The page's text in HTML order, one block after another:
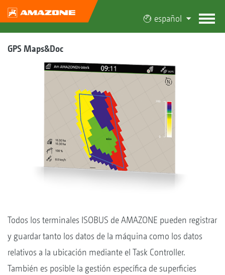
español
GPS Maps&Doc
Todos los terminales ISOBUS de AMAZONE pueden registrar
y guardar tanto los datos de la máquina como los datos
relativos a la ubicación mediante el Task Controller.
También es posible la gestión específica de superficies